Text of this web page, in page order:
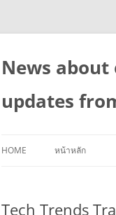
Skip
News
updates
HOME หน้าหลัก
Tech Trends